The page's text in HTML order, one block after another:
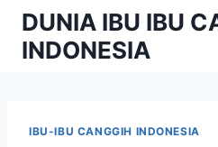
Skip
content
DUNIA IBU IBU
INDONESIA
IBU-IBU CANGGIH INDONESIA